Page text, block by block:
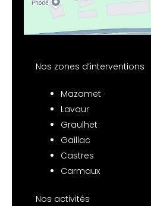
Nos zones d’interventions
Mazamet
Lavaur
Graulhet
Gaillac
Castres
Carmaux
Nos activités